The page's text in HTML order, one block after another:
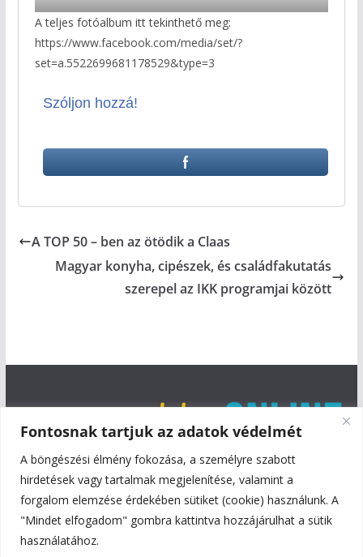
Fontosnak tartjuk az adatok védelmét
A böngészési élmény fokozása, a személyre szabott
hirdetések vagy tartalmak megjelenítése, valamint a
forgalom elemzése érdekében sütiket (cookie) használunk. A
"Mindet elfogadom" gombra kattintva hozzájárulhat a sütik
használatához.
A teljes fotóalbum itt tekinthető meg:
https://www.facebook.com/media/set/?
set=a.5522699681178529&type=3
Szóljon hozzá!
A TOP 50 – ben az ötödik a Claas
Magyar konyha, cipészek, és családfakutatás
szerepel az IKK programjai között